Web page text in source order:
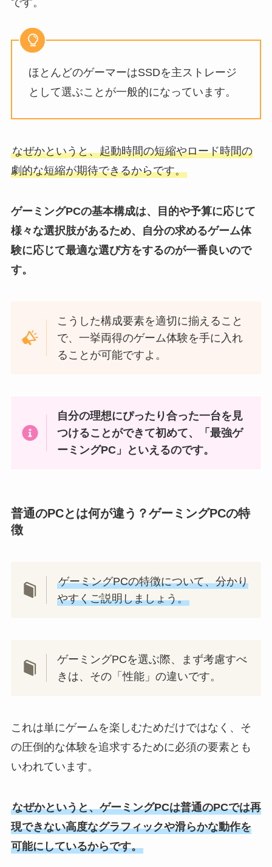
です。
ほとんどのゲーマーはSSDを主ストレージ
として選ぶことが一般的になっています。
なぜかというと、起動時間の短縮やロード時間の
劇的な短縮が期待できるからです。
ゲーミングPCの基本構成は、目的や予算に応じて
様々な選択肢があるため、自分の求めるゲーム体
験に応じて最適な選び方をするのが一番良いので
す。
こうした構成要素を適切に揃えること
で、一挙両得のゲーム体験を手に入れ
ることが可能ですよ。
自分の理想にぴったり合った一台を見
つけることができて初めて、「最強ゲ
ーミングPC」といえるのです。
普通のPCとは何が違う？ゲーミングPCの特
徴
ゲーミングPCの特徴について、分かり
やすくご説明しましょう。
ゲーミングPCを選ぶ際、まず考慮すべ
きは、その「性能」の違いです。
これは単にゲームを楽しむためだけではなく、そ
の圧倒的な体験を追求するために必須の要素とも
いわれています。
なぜかというと、ゲーミングPCは普通のPCでは再
現できない高度なグラフィックや滑らかな動作を
可能にしているからです。